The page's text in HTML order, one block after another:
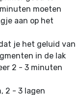
moeten
aan op het
je het geluid van
in de lak
2 - 3 minuten
2 - 3 lagen